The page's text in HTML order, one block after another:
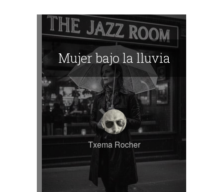
Mujer bajo la lluvia
Txema Rocher